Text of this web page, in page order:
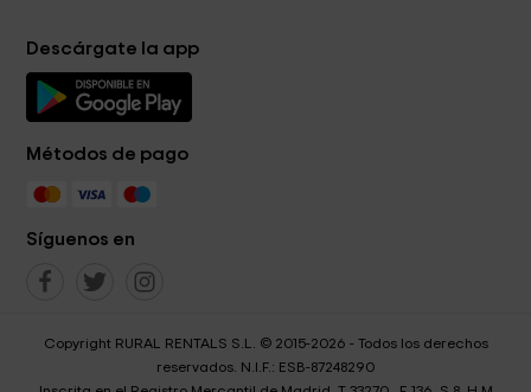
Descárgate la app
Métodos de pago
Síguenos en
Copyright RURAL RENTALS S.L. © 2015-2026 - Todos los derechos
reservados. N.I.F.: ESB-87248290